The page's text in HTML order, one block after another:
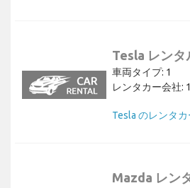
Tesla レンタ
車両タイプ: 1
レンタカー会社: 1
Tesla のレンタ
Mazda レン